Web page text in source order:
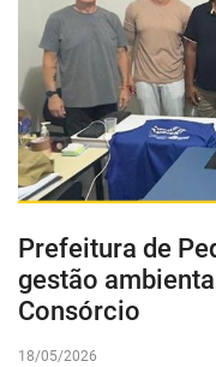
Prefeitura de
gestão
Consórcio
18/05/2026